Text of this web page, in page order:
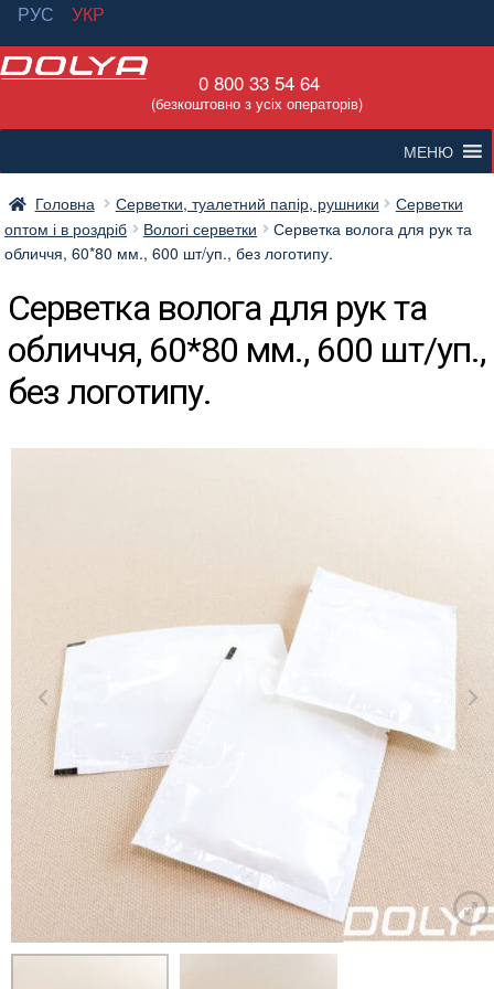
РУС
УКР
Перейти
навігації
Перейти
вмісту
0 800 33 54 64
(безкоштовно з усіх операторів)
МЕНЮ
Головна Серветки, туалетний папір, рушники
Серветки
оптом і в роздріб
Вологі серветки
Серветка волога для рук та
обличчя, 60*80 мм., 600 шт/уп., без логотипу.
Серветка волога для рук та
обличчя, 60*80 мм., 600 шт/уп.,
без логотипу.